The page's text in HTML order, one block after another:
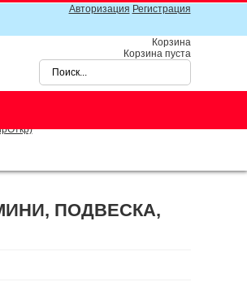
Авторизация Регистрация
Корзина
Корзина пуста
ПОДВЕСКА,